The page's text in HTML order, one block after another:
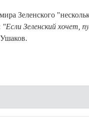
Зеленского
"Если Зеленский хочет,